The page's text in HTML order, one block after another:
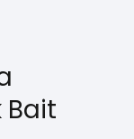
Bait